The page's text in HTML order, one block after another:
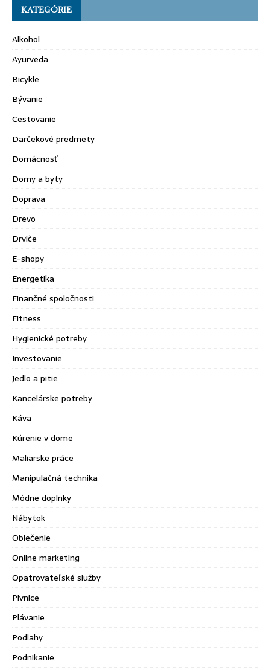
KATEGÓRIE
Alkohol
Ayurveda
Bicykle
Bývanie
Cestovanie
Darčekové predmety
Domácnosť
Domy a byty
Doprava
Drevo
Drviče
E-shopy
Energetika
Finančné spoločnosti
Fitness
Hygienické potreby
Investovanie
Jedlo a pitie
Kancelárske potreby
Káva
Kúrenie v dome
Maliarske práce
Manipulačná technika
Módne doplnky
Nábytok
Oblečenie
Online marketing
Opatrovateľské služby
Pivnice
Plávanie
Podlahy
Podnikanie